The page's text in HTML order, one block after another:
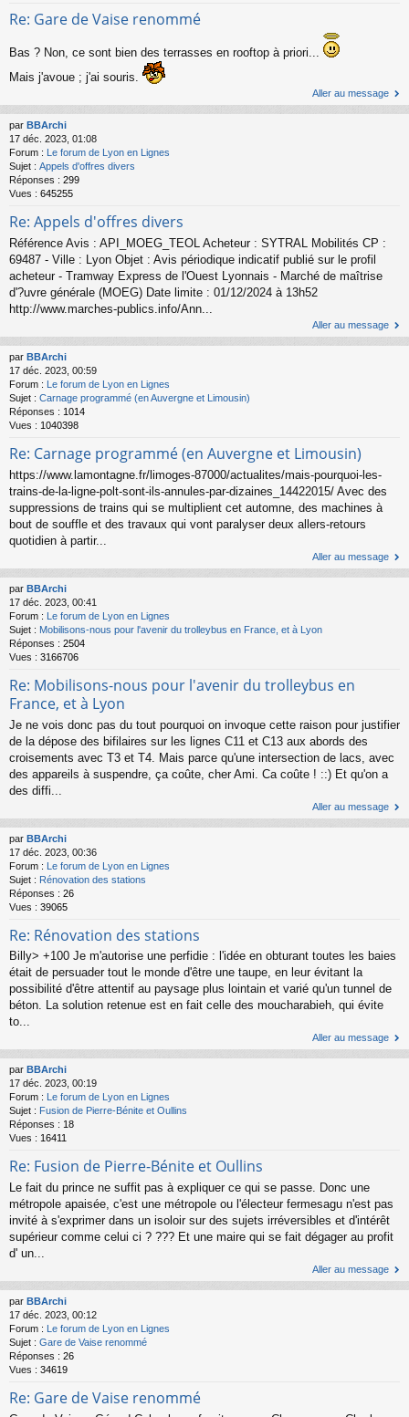
Re: Gare de Vaise renommé
Bas ? Non, ce sont bien des terrasses en rooftop à priori...
Mais j'avoue ; j'ai souris.
Aller au message
par BBArchi
17 déc. 2023, 01:08
Forum : Le forum de Lyon en Lignes
Sujet : Appels d'offres divers
Réponses : 299
Vues : 645255
Re: Appels d'offres divers
Référence Avis : API_MOEG_TEOL Acheteur : SYTRAL Mobilités CP :
69487 - Ville : Lyon Objet : Avis périodique indicatif publié sur le profil
acheteur - Tramway Express de l'Ouest Lyonnais - Marché de maîtrise
d'?uvre générale (MOEG) Date limite : 01/12/2024 à 13h52
http://www.marches-publics.info/Ann...
Aller au message
par BBArchi
17 déc. 2023, 00:59
Forum : Le forum de Lyon en Lignes
Sujet : Carnage programmé (en Auvergne et Limousin)
Réponses : 1014
Vues : 1040398
Re: Carnage programmé (en Auvergne et Limousin)
https://www.lamontagne.fr/limoges-87000/actualites/mais-pourquoi-les-
trains-de-la-ligne-polt-sont-ils-annules-par-dizaines_14422015/ Avec des
suppressions de trains qui se multiplient cet automne, des machines à
bout de souffle et des travaux qui vont paralyser deux allers-retours
quotidien à partir...
Aller au message
par BBArchi
17 déc. 2023, 00:41
Forum : Le forum de Lyon en Lignes
Sujet : Mobilisons-nous pour l'avenir du trolleybus en France, et à Lyon
Réponses : 2504
Vues : 3166706
Re: Mobilisons-nous pour l'avenir du trolleybus en
France, et à Lyon
Je ne vois donc pas du tout pourquoi on invoque cette raison pour justifier
de la dépose des bifilaires sur les lignes C11 et C13 aux abords des
croisements avec T3 et T4. Mais parce qu'une intersection de lacs, avec
des appareils à suspendre, ça coûte, cher Ami. Ca coûte ! ::) Et qu'on a
des diffi...
Aller au message
par BBArchi
17 déc. 2023, 00:36
Forum : Le forum de Lyon en Lignes
Sujet : Rénovation des stations
Réponses : 26
Vues : 39065
Re: Rénovation des stations
Billy> +100 Je m'autorise une perfidie : l'idée en obturant toutes les baies
était de persuader tout le monde d'être une taupe, en leur évitant la
possibilité d'être attentif au paysage plus lointain et varié qu'un tunnel de
béton. La solution retenue est en fait celle des moucharabieh, qui évite
to...
Aller au message
par BBArchi
17 déc. 2023, 00:19
Forum :
Le forum de Lyon en Lignes
Sujet : Fusion de Pierre-Bénite et Oullins
Réponses : 18
Vues : 16411
Re: Fusion de Pierre-Bénite et Oullins
Le fait du prince ne suffit pas à expliquer ce qui se passe. Donc une
métropole apaisée, c'est une métropole ou l'électeur fermesagu n'est pas
invité à s'exprimer dans un isoloir sur des sujets irréversibles et d'intérêt
supérieur comme celui ci ? ??? Et une maire qui se fait dégager au profit
d' un...
Aller au message
par BBArchi
17 déc. 2023, 00:12
Forum : Le forum de Lyon en Lignes
Sujet : Gare de Vaise renommé
Réponses : 26
Vues : 34619
Re: Gare de Vaise renommé